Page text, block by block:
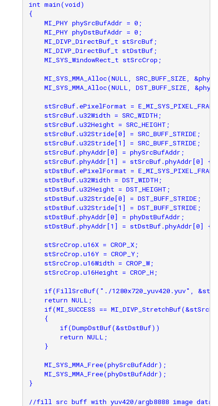
int main(void)
{
    MI_PHY phySrcBufAddr = 0;
    MI_PHY phyDstBufAddr = 0;
    MI_DIVP_DirectBuf_t stSrcBuf;
    MI_DIVP_DirectBuf_t stDstBuf;
    MI_SYS_WindowRect_t stSrcCrop;
MI_SYS_MMA_Alloc(NULL, SRC_BUFF_SIZE,
MI_SYS_MMA_Alloc(NULL, DST_BUFF_SIZE,
stSrcBuf.ePixelFormat =
    stSrcBuf.u32Width = SRC_WIDTH;
    stSrcBuf.u32Height = SRC_HEIGHT;
    stSrcBuf.u32Stride[0] = SRC_BUFF_STRIDE;
    stSrcBuf.u32Stride[1] = SRC_BUFF_STRIDE;
    stSrcBuf.phyAddr[0] = phySrcBufAddr;
stSrcBuf.phyAddr[1] = stSrcBuf.phyAddr[0] +
stDstBuf.ePixelFormat =
    stDstBuf.u32Width = DST_WIDTH;
    stDstBuf.u32Height = DST_HEIGHT;
    stDstBuf.u32Stride[0] = DST_BUFF_STRIDE;
    stDstBuf.u32Stride[1] = DST_BUFF_STRIDE;
    stDstBuf.phyAddr[0] = phyDstBufAddr;
stDstBuf.phyAddr[1] = stDstBuf.phyAddr[0] +
    stSrcCrop.u16X = CROP_X;
    stSrcCrop.u16Y = CROP_Y;
    stSrcCrop.u16Width = CROP_W;
    stSrcCrop.u16Height = CROP_H;
if(FillSrcBuf("./1280x720_yuv420.yuv",
    return NULL;
if(MI_SUCCESS ==
    {
        if(DumpDstBuf(&stDstBuf))
        return NULL;
    }
    MI_SYS_MMA_Free(phySrcBufAddr);
    MI_SYS_MMA_Free(phyDstBufAddr);
}
//fill src buff with yuv420/argb8888 image data